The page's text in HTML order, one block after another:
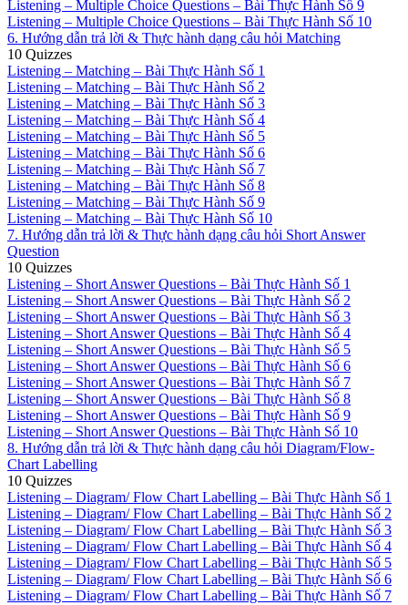
Listening – Multiple Choice Questions – Bài Thực Hành Số 9
Listening – Multiple Choice Questions – Bài Thực Hành Số 10
6. Hướng dẫn trả lời & Thực hành dạng câu hỏi Matching
10 Quizzes
Listening – Matching – Bài Thực Hành Số 1
Listening – Matching – Bài Thực Hành Số 2
Listening – Matching – Bài Thực Hành Số 3
Listening – Matching – Bài Thực Hành Số 4
Listening – Matching – Bài Thực Hành Số 5
Listening – Matching – Bài Thực Hành Số 6
Listening – Matching – Bài Thực Hành Số 7
Listening – Matching – Bài Thực Hành Số 8
Listening – Matching – Bài Thực Hành Số 9
Listening – Matching – Bài Thực Hành Số 10
7. Hướng dẫn trả lời & Thực hành dạng câu hỏi Short Answer
Question
10 Quizzes
Listening – Short Answer Questions – Bài Thực Hành Số 1
Listening – Short Answer Questions – Bài Thực Hành Số 2
Listening – Short Answer Questions – Bài Thực Hành Số 3
Listening – Short Answer Questions – Bài Thực Hành Số 4
Listening – Short Answer Questions – Bài Thực Hành Số 5
Listening – Short Answer Questions – Bài Thực Hành Số 6
Listening – Short Answer Questions – Bài Thực Hành Số 7
Listening – Short Answer Questions – Bài Thực Hành Số 8
Listening – Short Answer Questions – Bài Thực Hành Số 9
Listening – Short Answer Questions – Bài Thực Hành Số 10
8. Hướng dẫn trả lời & Thực hành dạng câu hỏi Diagram/Flow-
Chart Labelling
10 Quizzes
Listening – Diagram/ Flow Chart Labelling – Bài Thực Hành Số 1
Listening – Diagram/ Flow Chart Labelling – Bài Thực Hành Số 2
Listening – Diagram/ Flow Chart Labelling – Bài Thực Hành Số 3
Listening – Diagram/ Flow Chart Labelling – Bài Thực Hành Số 4
Listening – Diagram/ Flow Chart Labelling – Bài Thực Hành Số 5
Listening – Diagram/ Flow Chart Labelling – Bài Thực Hành Số 6
Listening – Diagram/ Flow Chart Labelling – Bài Thực Hành Số 7